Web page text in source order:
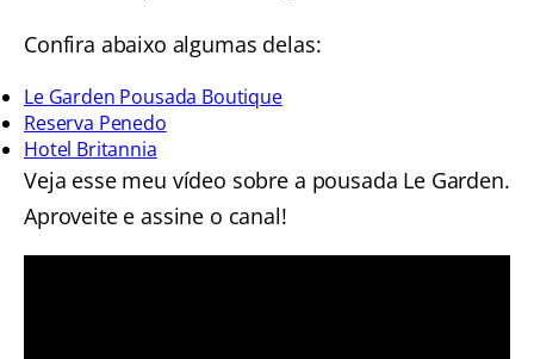
Confira abaixo algumas delas:
Le Garden Pousada Boutique
Reserva Penedo
Hotel Britannia
Veja esse meu vídeo sobre a pousada Le Garden.
Aproveite e assine o canal!